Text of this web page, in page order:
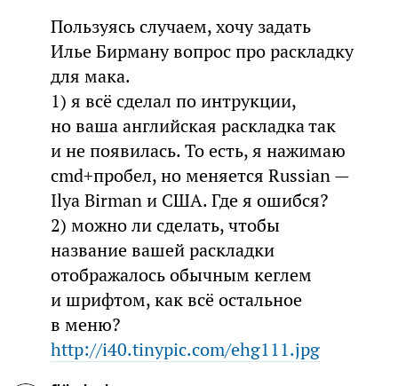
Пользуясь случаем, хочу задать
Илье Бирману вопрос про раскладку
для мака.
1) я всё сделал по интрукции,
но ваша английская раскладка так
и не появилась. То есть, я нажимаю
cmd+пробел, но меняется Russian —
Ilya Birman и США. Где я ошибся?
2) можно ли сделать, чтобы
название вашей раскладки
отображалось обычным кеглем
и шрифтом, как всё остальное
в меню?
http://i40.tinypic.com/ehg111.jpg